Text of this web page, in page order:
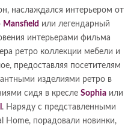
наслаждался интерьером от
Mansfield или легендарный
интерьерами фильма
ретро коллекции мебели и
предоставляя посетителям
изделиями ретро в
сидя в кресле Sophia или
. Наряду с представленными
Home, порадовали новинки,